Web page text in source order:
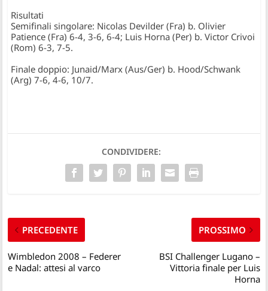
Risultati
Semifinali singolare: Nicolas Devilder (Fra) b. Olivier
Patience (Fra) 6-4, 3-6, 6-4; Luis Horna (Per) b. Victor Crivoi
(Rom) 6-3, 7-5.
Finale doppio: Junaid/Marx (Aus/Ger) b. Hood/Schwank
(Arg) 7-6, 4-6, 10/7.
CONDIVIDERE:
PRECEDENTE
Wimbledon 2008 – Federer
e Nadal: attesi al varco
PROSSIMO
BSI Challenger Lugano –
Vittoria finale per Luis
Horna